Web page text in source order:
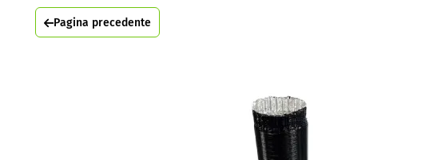
Pagina precedente